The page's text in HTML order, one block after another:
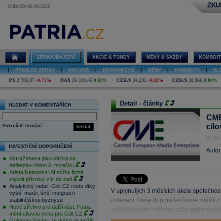
SOBOTA 08.08.2026
ZPRAVODAJSTVÍ AKCIE & FONDY MĚNY & SAZBY
PŘEHLED ZPRÁV AKCIOVÉ EKONOMICKÉ MĚNY KOMODITY
PX 2 785,07 -0,71% DAX 26 319,45 0,69% CZK/€ 24,232 -0,02% CZK/$ 20,966 0,00%
HLEDAT V KOMENTÁŘÍCH
hledat
Pokročilé hledání
INVESTIČNÍ DOPORUČENÍ
AstraZeneca jako sázka na
defenzivu mimo AI horečku
Arista Networks: AI může firmě
zajistit příznivý vítr do zad
Analytický radar: Colt CZ roste díky
vyšší marži, širší integraci i
stabilnějšímu byznysu
Nové střelivo pro další růst. Patria
mění cílovou cenu pro Colt CZ
Detail - články
V uplynulých 3 měsících akcie
indexem. Naše doporučení jsme zvýšili z
oblast televizní reklamy stále